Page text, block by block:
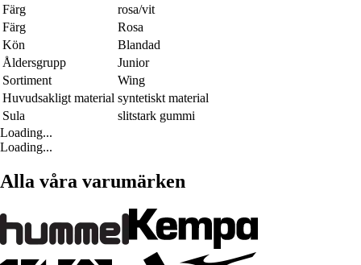
Färg
rosa/vit
Färg
Rosa
Kön
Blandad
Åldersgrupp
Junior
Sortiment
Wing
Huvudsakligt material syntetiskt material
Sula
slitstark gummi
Loading...
Loading...
Alla våra varumärken